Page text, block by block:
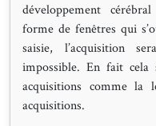
développement
forme de fenêtres qui
saisie, l’acquisition
impossible. En fait cela
acquisitions comme la
acquisitions.